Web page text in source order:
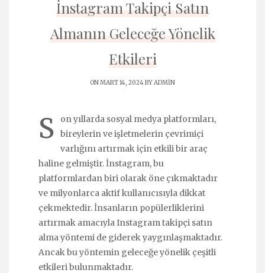
İnstagram Takipçi Satın
Almanın Geleceğe Yönelik
Etkileri
ON MART 14, 2024 BYADMIN
S
on yıllarda sosyal medya platformları,
bireylerin ve işletmelerin çevrimiçi
varlığını artırmak için etkili bir araç
haline gelmiştir. İnstagram, bu
platformlardan biri olarak öne çıkmaktadır
ve milyonlarca aktif kullanıcısıyla dikkat
çekmektedir. İnsanların popülerliklerini
artırmak amacıyla Instagram takipçi satın
alma yöntemi de giderek yaygınlaşmaktadır.
Ancak bu yöntemin geleceğe yönelik çeşitli
etkileri bulunmaktadır.